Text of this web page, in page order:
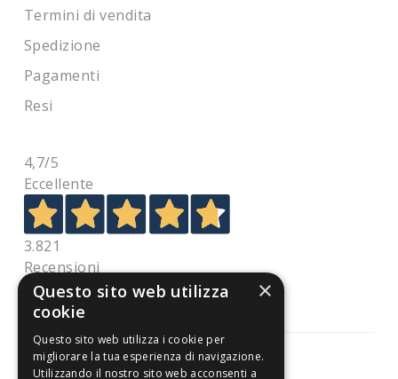
Termini di vendita
Spedizione
Pagamenti
Resi
4,7/5
Eccellente
3.821
Recensioni
×
Questo sito web utilizza
cookie
Questo sito web utilizza i cookie per
migliorare la tua esperienza di navigazione.
Utilizzando il nostro sito web acconsenti a